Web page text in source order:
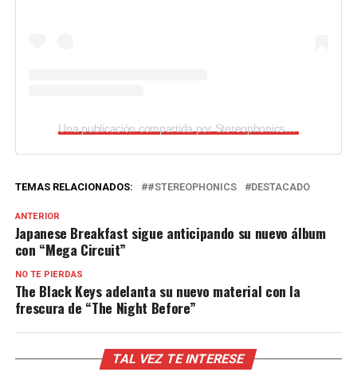
Una publicación compartida por Stereophonics (@stereophonicsofficial)
TEMAS RELACIONADOS: #STEREOPHONICS DESTACADO
ANTERIOR
Japanese Breakfast sigue anticipando su nuevo álbum
con “Mega Circuit”
NO TE PIERDAS
The Black Keys adelanta su nuevo material con la
frescura de “The Night Before”
TAL VEZ TE INTERESE